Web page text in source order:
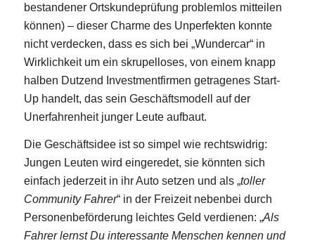
bestandener Ortskundeprüfung problemlos mitteilen
können) – dieser Charme des Unperfekten konnte
nicht verdecken, dass es sich bei „Wundercar“ in
Wirklichkeit um ein skrupelloses, von einem knapp
halben Dutzend Investmentfirmen getragenes Start-
Up handelt, das sein Geschäftsmodell auf der
Unerfahrenheit junger Leute aufbaut.
Die Geschäftsidee ist so simpel wie rechtswidrig:
Jungen Leuten wird eingeredet, sie könnten sich
einfach jederzeit in ihr Auto setzen und als „toller
Community Fahrer“ in der Freizeit nebenbei durch
Personenbeförderung leichtes Geld verdienen: „Als
Fahrer lernst Du interessante Menschen kennen und